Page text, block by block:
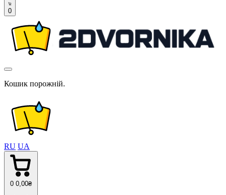
0
Кошик порожній.
RU UA
0 0 ,00₴